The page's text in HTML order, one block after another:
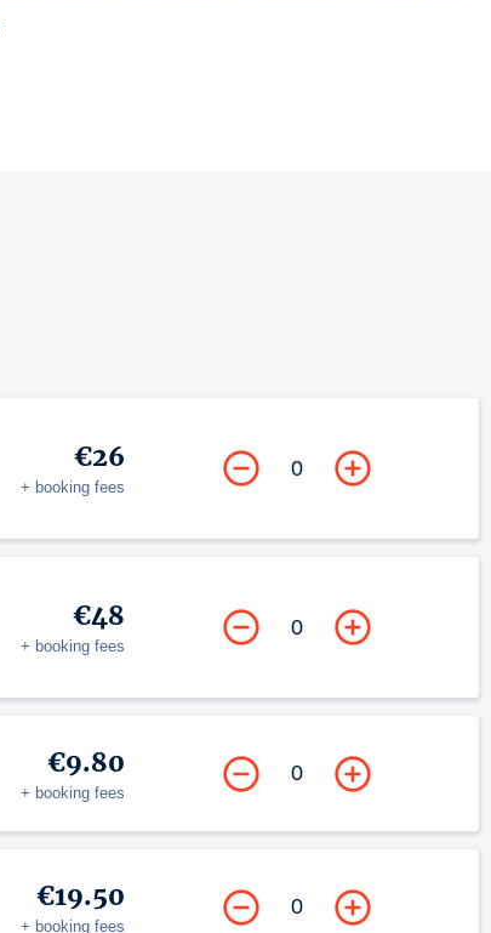
€26
+ booking fees
0
€48
+ booking fees
0
€9.80
+ booking fees
0
€19.50
+ booking fees
0